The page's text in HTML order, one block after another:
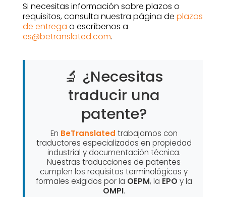
Si necesitas información sobre plazos o
requisitos, consulta nuestra página de plazos
de entrega o escríbenos a
es@betranslated.com.
🔬 ¿Necesitas
traducir una
patente?
En BeTranslated trabajamos con
traductores especializados en propiedad
industrial y documentación técnica.
Nuestras traducciones de patentes
cumplen los requisitos terminológicos y
formales exigidos por la OEPM, la EPO y la
OMPI.